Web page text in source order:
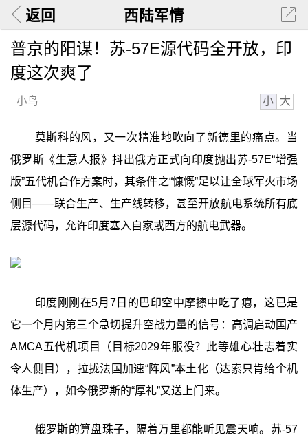
返回 西陆军情
普京的阳谋！苏-57E源代码全开放，印
度这次爽了
小鸟 小 大
莫斯科的风，又一次精准地吹向了新德里的痛点。当
俄罗斯《生意人报》抖出俄方正式向印度抛出苏-57E“增强
版”五代机合作方案时，其条件之“慷慨”足以让全球军火市场
侧目——联合生产、生产线转移，甚至开放航电系统所有底
层源代码，允许印度塞入自家或西方的航电武器。
印度刚刚在5月7日的巴印空中摩擦中吃了瘪，这已是
它一个月内第三个急切提升空战力量的信号：高调启动国产
AMCA五代机项目（目标2029年服役？此等雄心壮志着实
令人侧目），拉拢法国加速“阵风”本土化（达索只肯给个机
体生产），如今俄罗斯的“厚礼”又送上门来。
俄罗斯的算盘珠子，隔着万里都能听见震天响。苏-57